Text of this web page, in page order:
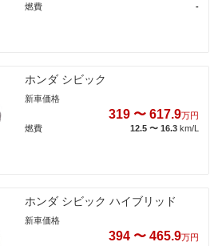
燃費
-
ホンダ シビック
新車価格
319 〜 617.9万円
燃費
12.5 〜 16.3 km/L
ホンダ シビック ハイブリッド
新車価格
394 〜 465.9万円